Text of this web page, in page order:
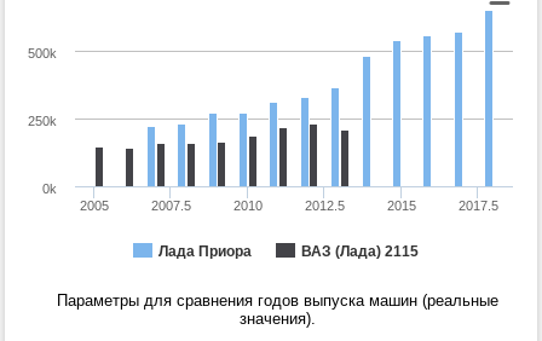
Лада Приора ВАЗ (Лада) 2115
2005 2007.5 2010 2012.5 2015 2017.5
0k
250k
500k
Параметры для сравнения годов выпуска машин (реальные
значения).